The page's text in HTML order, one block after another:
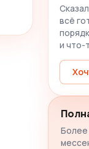
всё
и что-
Более